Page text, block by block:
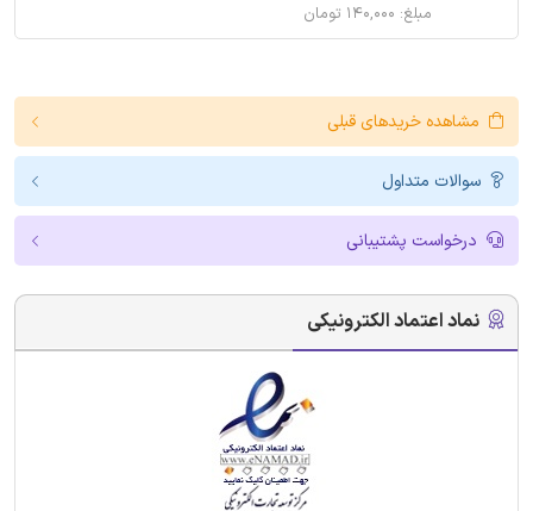
مبلغ: ۱۴۰,۰۰۰ تومان
مشاهده خریدهای قبلی
سوالات متداول
درخواست پشتیبانی
نماد اعتماد الکترونیکی